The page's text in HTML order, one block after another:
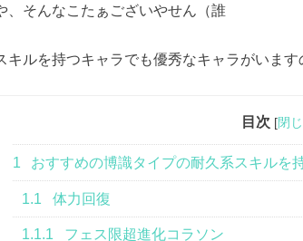
、そんなこたぁございやせん（誰
キルを持つキャラでも優秀なキャラがいま
目次 [閉
1 おすすめの博識タイプの耐久系スキルを
1.1 体力回復
1.1.1 フェス限超進化コラソン